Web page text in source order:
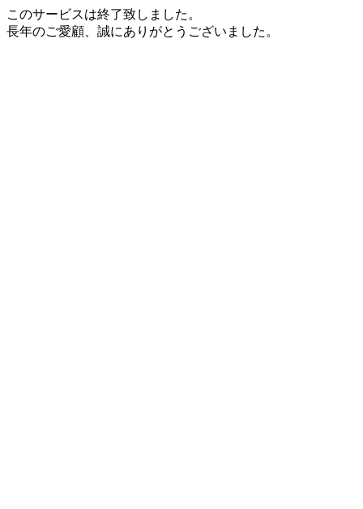
このサービスは終了致しました。
長年のご愛顧、誠にありがとうございました。